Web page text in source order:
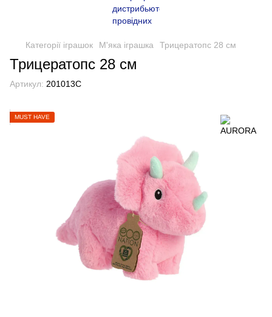
Категорії іграшок М'яка іграшка Трицератопс 28 см
Трицератопс 28 см
Артикул: 201013C
MUST HAVE